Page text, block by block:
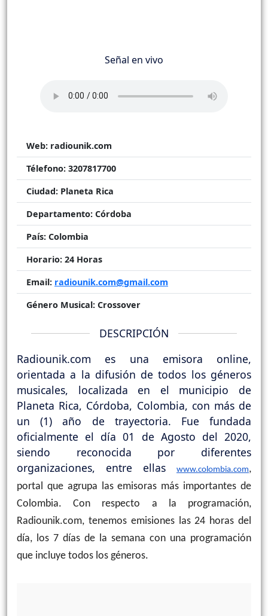
Señal en vivo
Web: radiounik.com
Télefono: 3207817700
Ciudad: Planeta Rica
Departamento: Córdoba
País: Colombia
Horario: 24 Horas
Email: radiounik.com@gmail.com
Género Musical: Crossover
DESCRIPCIÓN
Radiounik.com es una emisora online,
orientada a la difusión de todos los géneros
musicales, localizada en el municipio de
Planeta Rica, Córdoba, Colombia, con más de
un (1) año de trayectoria. Fue fundada
oficialmente el día 01 de Agosto del 2020,
siendo reconocida por diferentes
organizaciones, entre ellas
www.colombia.com,
portal que agrupa las emisoras más importantes de
Colombia. Con respecto a la programación,
Radiounik.com, tenemos emisiones las 24 horas del
día, los 7 días de la semana con una programación
que incluye todos los géneros.